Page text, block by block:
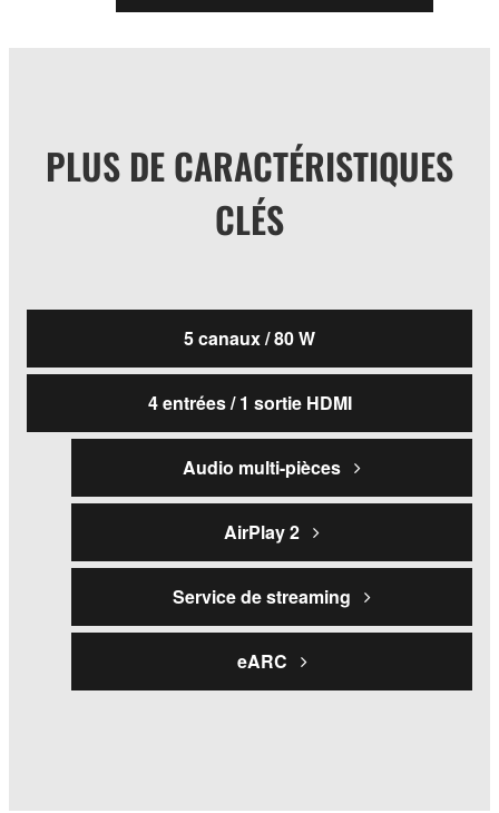
PLUS DE CARACTÉRISTIQUES
CLÉS
5 canaux / 80 W
4 entrées / 1 sortie HDMI
Audio multi-pièces
AirPlay 2
Service de streaming
eARC